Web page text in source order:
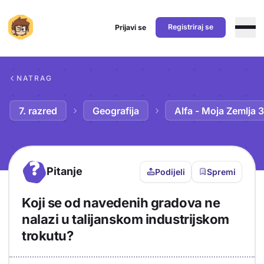
Prijavi se Registriraj se
NATRAG
7. razred Geografija Alfa - Moja Zemlja 3
? Pitanje Podijeli Spremi
Koji se od navedenih gradova ne
nalazi u talijanskom industrijskom
trokutu?